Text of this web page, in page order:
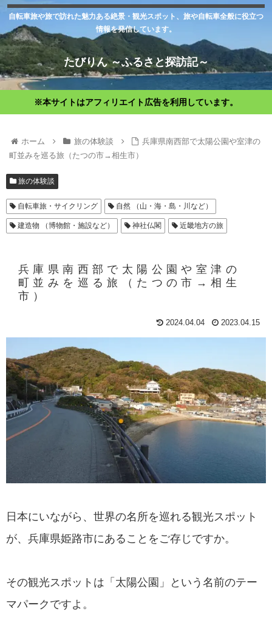
自転車旅や旅で訪れた魅力ある絶景・観光スポット、旅や自転車全般に役立つ
情報を発信しています。
たびりん ～ふるさと探訪記～
※本サイトはアフィリエイト広告を利用しています。
ホーム 旅の体験談
兵庫県南西部で太陽公園や室津の
町並みを巡る旅（たつの市→相生市）
旅の体験談
自転車旅・サイクリング 自然 （山・海・島・川など）
建造物 （博物館・施設など） 神社仏閣 近畿地方の旅
兵庫県南西部で太陽公園や室津の
町並みを巡る旅（たつの市→相生
市）
2024.04.04 2023.04.15
日本にいながら、世界の名所を巡れる観光スポット
が、兵庫県姫路市にあることをご存じですか。
その観光スポットは「太陽公園」という名前のテー
マパークですよ。